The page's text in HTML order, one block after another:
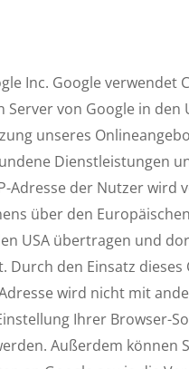
Inc. Google verwendet
von Google in den
unseres
Dienstleistungen
Adresse der Nutzer wird
über den
USA übertragen und
Durch den Einsatz dieses
wird nicht mit
Ihrer Browser-
Außerdem können